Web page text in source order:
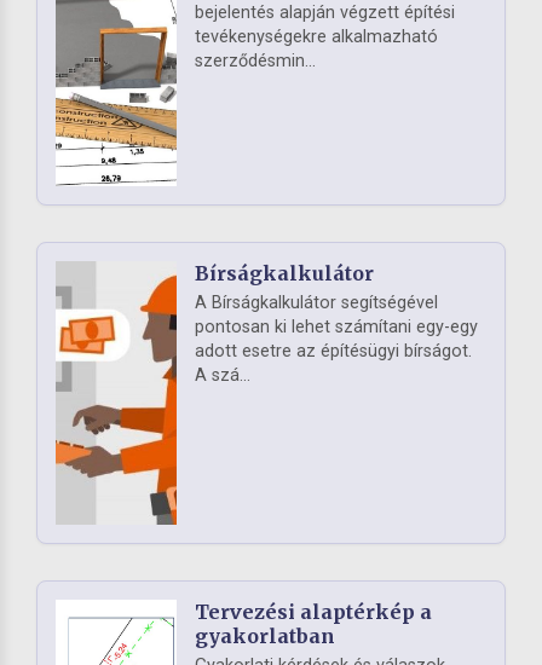
bejelentés alapján végzett építési
tevékenységekre alkalmazható
szerződésmin...
Bírságkalkulátor
A Bírságkalkulátor segítségével
pontosan ki lehet számítani egy-egy
adott esetre az építésügyi bírságot.
A szá...
Tervezési alaptérkép a
gyakorlatban